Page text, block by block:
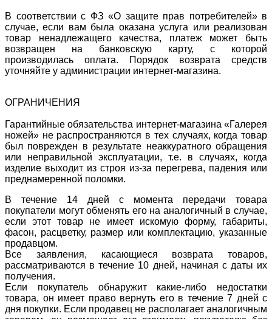
В соответствии с ФЗ «О защите прав потребителей» в
случае, если вам была оказана услуга или реализован
товар ненадлежащего качества, платеж может быть
возвращен на банковскую карту, с которой
производилась оплата. Порядок возврата средств
уточняйте у администрации интернет-магазина.
ОГРАНИЧЕНИЯ
Гарантийные обязательства интернет-магазина «Галерея
ножей» не распространяются в тех случаях, когда товар
был поврежден в результате неаккуратного обращения
или неправильной эксплуатации, т.е. в случаях, когда
изделие выходит из строя из-за перегрева, падения или
преднамеренной поломки.
В течение 14 дней с момента передачи товара
покупатели могут обменять его на аналогичный в случае,
если этот товар не имеет искомую форму, габариты,
фасон, расцветку, размер или комплектацию, указанные
продавцом.
Все заявления, касающиеся возврата товаров,
рассматриваются в течение 10 дней, начиная с даты их
получения.
Если покупатель обнаружит какие-либо недостатки
товара, он имеет право вернуть его в течение 7 дней с
дня покупки. Если продавец не располагает аналогичным